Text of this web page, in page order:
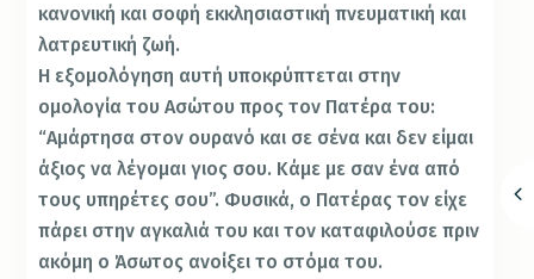
κανονική και σοφή εκκλησιαστική πνευματική και
λατρευτική ζωή.
Η εξομολόγηση αυτή υποκρύπτεται στην
ομολογία του Ασώτου προς τον Πατέρα του:
“Αμάρτησα στον ουρανό και σε σένα και δεν είμαι
άξιος να λέγομαι γιος σου. Κάμε με σαν ένα από
τους υπηρέτες σου”. Φυσικά, ο Πατέρας τον είχε
πάρει στην αγκαλιά του και τον καταφιλούσε πριν
ακόμη ο Άσωτος ανοίξει το στόμα του.